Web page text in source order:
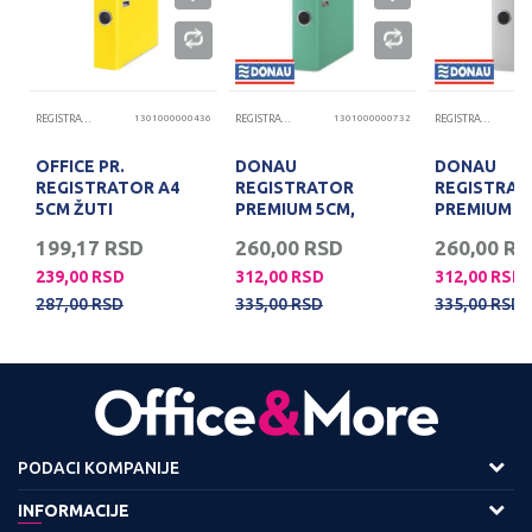
REGISTRATORI 1301000000436
OFFICE PR.
REGISTRATOR A4
5CM ŽUTI
199,17 RSD
239,00 RSD
287,00RSD
REGISTRATORI 1301000000732
DONAU
REGISTRATOR
PREMIUM 5CM,
260,00 RSD
312,00 RSD
335,00RSD
REGISTRATORI
DONAU
PREMIUM
260,00
312,00 RSD
335,00RSD
PODACI KOMPANIJE
Adresa :
INFORMACIJE